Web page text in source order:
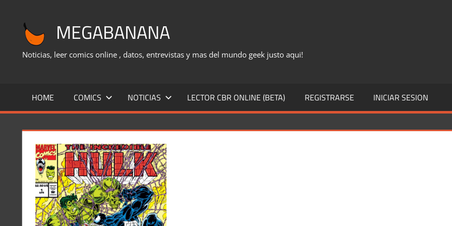
contenido
MEGABANANA
Noticias, leer comics online , datos, entrevistas y mas del mundo geek justo aqui!
HOME COMICS NOTICIAS LECTOR CBR ONLINE (BETA) REGISTRARSE INICIAR SESION